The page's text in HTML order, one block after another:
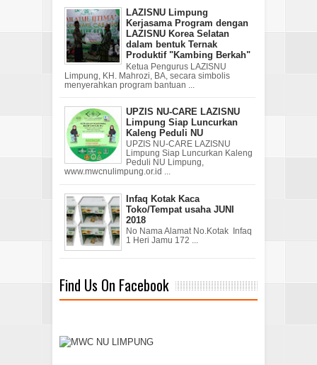
LAZISNU Limpung
Kerjasama Program dengan
LAZISNU Korea Selatan
dalam bentuk Ternak
Produktif "Kambing Berkah"
Ketua Pengurus LAZISNU
Limpung, KH. Mahrozi, BA, secara simbolis
menyerahkan program bantuan ...
UPZIS NU-CARE LAZISNU
Limpung Siap Luncurkan
Kaleng Peduli NU
UPZIS NU-CARE LAZISNU
Limpung Siap Luncurkan Kaleng
Peduli NU Limpung,
www.mwcnulimpung.or.id ...
Infaq Kotak Kaca
Toko/Tempat usaha JUNI
2018
No Nama Alamat No.Kotak Infaq
1 Heri Jamu 172 ...
Find Us On Facebook